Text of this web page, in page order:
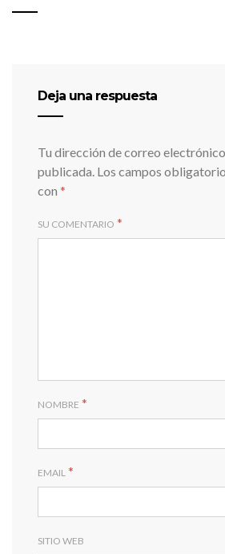
Deja una respuesta
Tu dirección de correo
publicada. Los campos
con *
SU COMENTARIO *
NOMBRE *
EMAIL *
SITIO WEB